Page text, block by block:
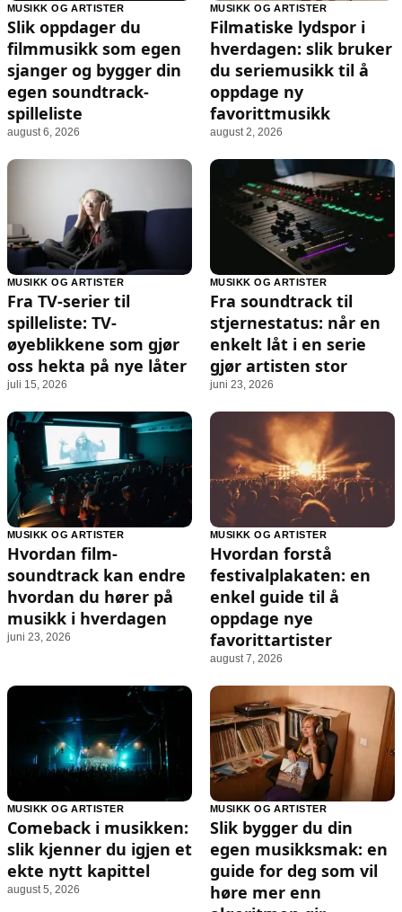
MUSIKK OG ARTISTER
Slik oppdager du
filmmusikk som egen
sjanger og bygger din
egen soundtrack-
spilleliste
august 6, 2026
MUSIKK OG ARTISTER
Filmatiske lydspor i
hverdagen: slik bruker
du seriemusikk til å
oppdage ny
favorittmusikk
august 2, 2026
MUSIKK OG ARTISTER
Fra TV-serier til
spilleliste: TV-
øyeblikkene som gjør
oss hekta på nye låter
juli 15, 2026
MUSIKK OG ARTISTER
Fra soundtrack til
stjernestatus: når en
enkelt låt i en serie
gjør artisten stor
juni 23, 2026
MUSIKK OG ARTISTER
Hvordan film-
soundtrack kan endre
hvordan du hører på
musikk i hverdagen
juni 23, 2026
MUSIKK OG ARTISTER
Hvordan forstå
festivalplakaten: en
enkel guide til å
oppdage nye
favorittartister
august 7, 2026
MUSIKK OG ARTISTER
Comeback i musikken:
slik kjenner du igjen et
ekte nytt kapittel
august 5, 2026
MUSIKK OG ARTISTER
Slik bygger du din
egen musikksmak: en
guide for deg som vil
høre mer enn